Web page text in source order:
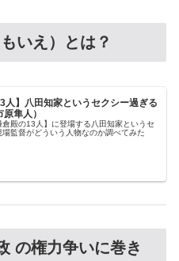
いえ）とは？
人】八田知家というセクシー過ぎる
隼人）
倉殿の13人】に登場する八田知家というセ
場監督がどういう人物なのか調べてみた
の権力争いに巻き